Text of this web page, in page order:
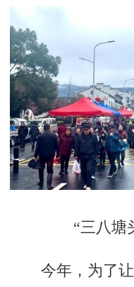
“三八塘
今年，为了让“